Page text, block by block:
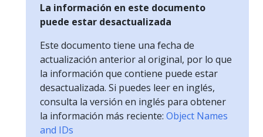
La información en este documento
puede estar desactualizada
Este documento tiene una fecha de
actualización anterior al original, por lo que
la información que contiene puede estar
desactualizada. Si puedes leer en inglés,
consulta la versión en inglés para obtener
la información más reciente: Object Names
and IDs